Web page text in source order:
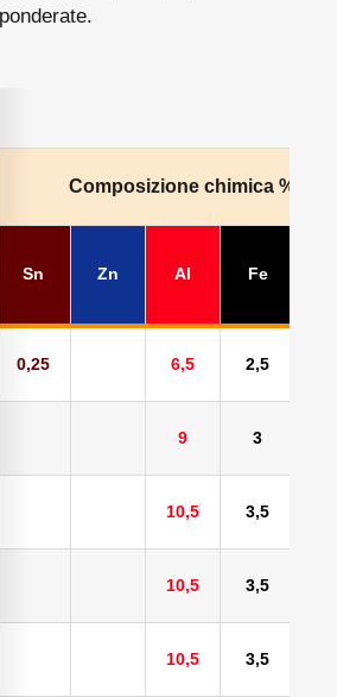
Composizione chimica %
Sn Zn Al Fe
0,25 6,5 2,5
9 3
10,5 3,5
10,5 3,5
10,5 3,5